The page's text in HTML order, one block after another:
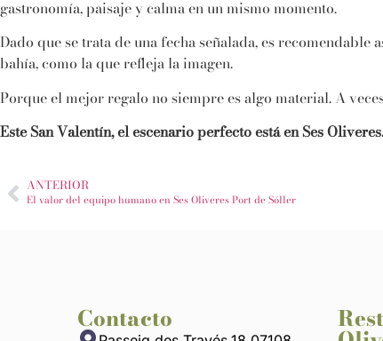
gastronomía, paisaje y calma en un mismo momento.
Dado que se trata de una fecha señalada, es recomendable
bahía, como la que refleja la imagen.
Porque el mejor regalo no siempre es algo material. A
Este San Valentín, el escenario perfecto está en Ses Oliveres.
ANTERIOR
El valor del equipo humano en Ses Oliveres Port de Sóller
Contacto